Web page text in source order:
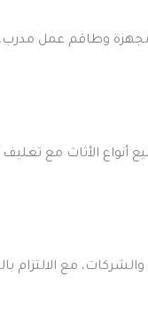
عمل مدرب، مع
الأثاث مع
مع الالتزام